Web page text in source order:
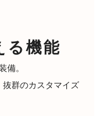
る機能
備。
抜群のカスタマイズ